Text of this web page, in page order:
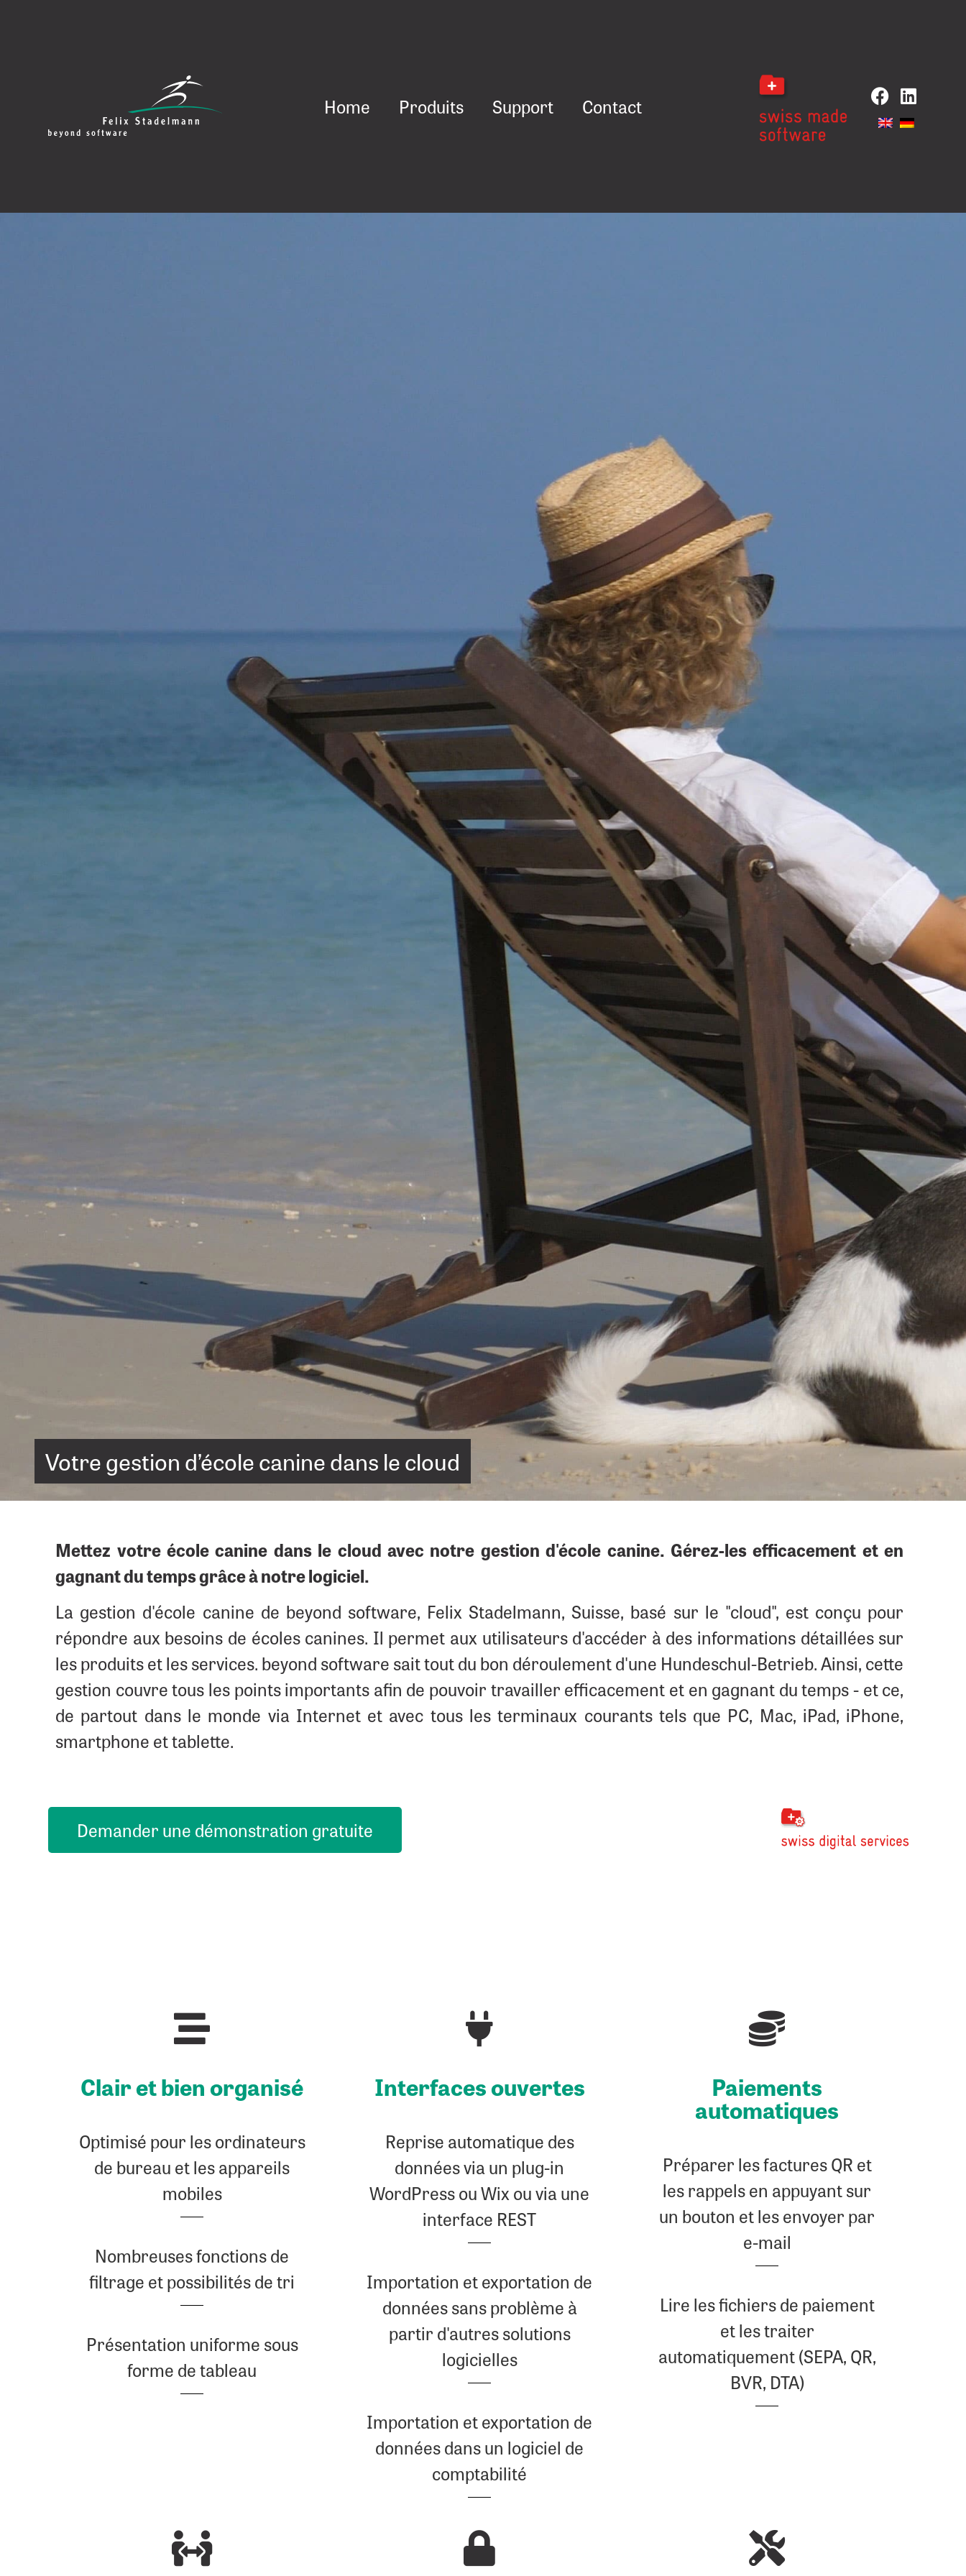
Home Pro­duits Sup­port Contact
Votre ges­tion d’é­cole canine dans le cloud
Mettez votre école canine dans le cloud avec notre gestion d'école canine. Gérez-les efficacement et en
gagnant du temps grâce à notre logiciel.
La gestion d'école canine de beyond software, Felix Stadelmann, Suisse, basé sur le "cloud", est conçu pour
répondre aux besoins de écoles canines. Il permet aux utilisateurs d'accéder à des informations détaillées sur
les produits et les services. beyond software sait tout du bon déroulement d'une Hundeschul-Betrieb. Ainsi, cette
gestion couvre tous les points importants afin de pouvoir travailler efficacement et en gagnant du temps - et ce,
de partout dans le monde via Internet et avec tous les terminaux courants tels que PC, Mac, iPad, iPhone,
smartphone et tablette.
Demander une démonstration gratuite
Clair et bien organisé
Optimisé pour les ordinateurs
de bureau et les appareils
mobiles
Nombreuses fonctions de
filtrage et possibilités de tri
Présentation uniforme sous
forme de tableau
Inter­faces ouvertes
Reprise automatique des
données via un plug-in
WordPress ou Wix ou via une
interface REST
Importation et exportation de
données sans problème à
partir d'autres solutions
logicielles
Importation et exportation de
données dans un logiciel de
comptabilité
Paie­ments
automatiques
Préparer les factures QR et
les rappels en appuyant sur
un bouton et les envoyer par
e-mail
Lire les fichiers de paiement
et les traiter
automatiquement (SEPA, QR,
BVR, DTA)